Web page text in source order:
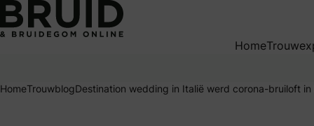
Destination wedding in Italië werd corona-bruiloft in het
Home
HomeTrouwblogDestination wedding in Italië werd corona-bruiloft